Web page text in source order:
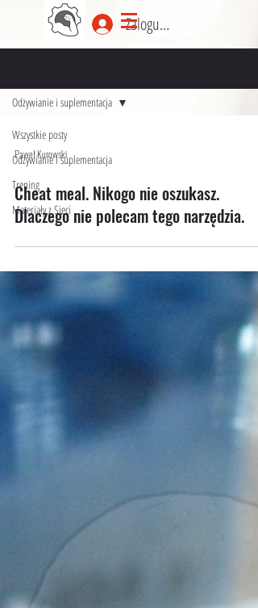
Zaloguj się
Wszystkie posty
Odżywianie i suplementacja
Trening
Materiały z Sieci
Odżywianie i suplementacja
Paweł Kurowski
Cheat meal. Nikogo nie oszukasz.
Dlaczego nie polecam tego narzędzia.